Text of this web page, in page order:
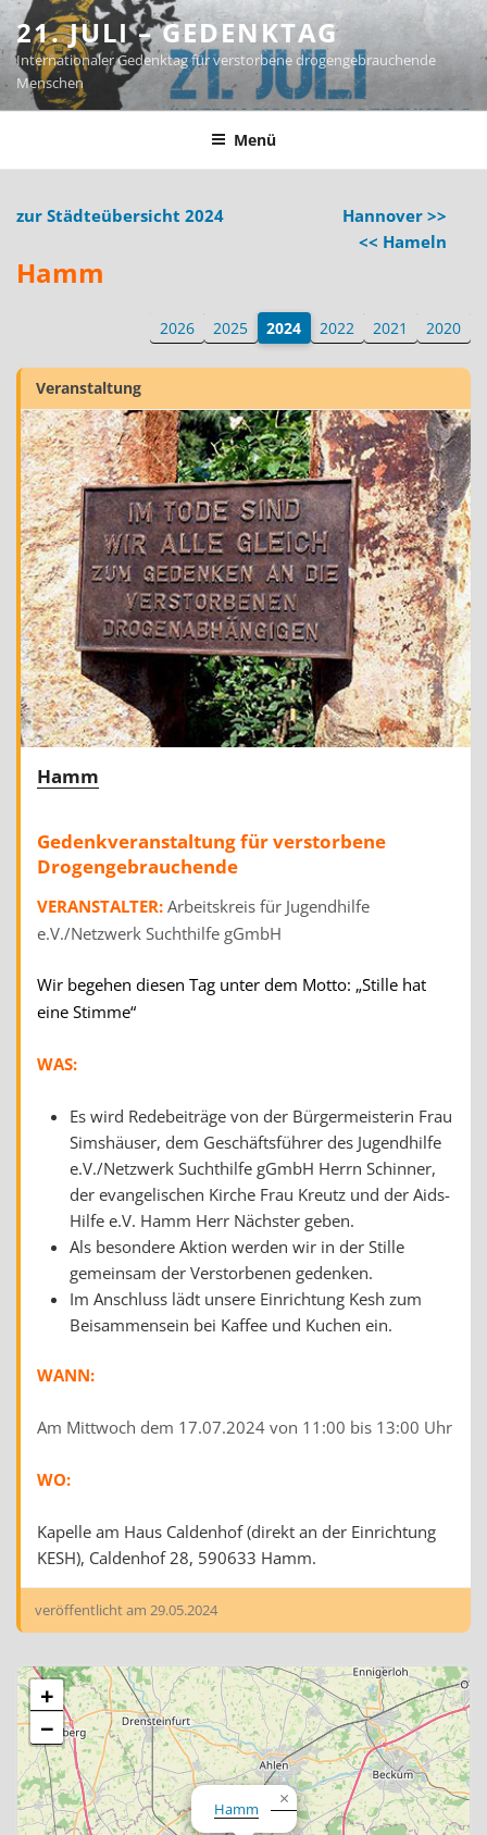
Zum
Inhalt
springen
21. JULI – GEDENKTAG
Internationaler Gedenktag für verstorbene drogengebrauchende
Menschen
Menü
zur Städteübersicht 2024
Hannover >>
<< Hameln
Hamm
2026 2025 2024 2022 2021 2020
Veranstaltung
Hamm
Gedenkveranstaltung für verstorbene
Drogengebrauchende
VERANSTALTER: Arbeitskreis für Jugendhilfe
e.V./Netzwerk Suchthilfe gGmbH
Wir begehen diesen Tag unter dem Motto: „Stille hat
eine Stimme“
WAS:
Es wird Redebeiträge von der Bürgermeisterin Frau
Simshäuser, dem Geschäftsführer des Jugendhilfe
e.V./Netzwerk Suchthilfe gGmbH Herrn Schinner,
der evangelischen Kirche Frau Kreutz und der Aids-
Hilfe e.V. Hamm Herr Nächster geben.
Als besondere Aktion werden wir in der Stille
gemeinsam der Verstorbenen gedenken.
Im Anschluss lädt unsere Einrichtung Kesh zum
Beisammensein bei Kaffee und Kuchen ein.
WANN:
Am Mittwoch dem 17.07.2024 von 11:00 bis 13:00 Uhr
WO:
Kapelle am Haus Caldenhof (direkt an der Einrichtung
KESH), Caldenhof 28, 590633 Hamm.
veröffentlicht am 29.05.2024
Hamm ×
+
−